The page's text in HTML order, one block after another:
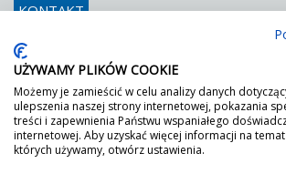
KONTAKT
Fax
E mail
info@ffsystems.pl
FF JEST ZIELONY!
UŻYWAMY PLIKÓW COOKIE
Możemy je zamieścić w celu analizy danych
ulepszenia naszej strony internetowej, pokazania
treści i zapewnienia Państwu wspaniałego
internetowej. Aby uzyskać więcej informacji na
których używamy, otwórz ustawienia.